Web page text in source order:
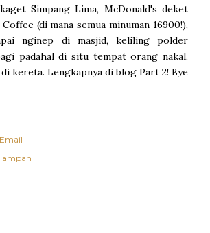
Simpang Lima, McDonald's deket
(di mana semua minuman 16900!),
nginep di masjid, keliling polder
padahal di situ tempat orang nakal,
kereta. Lengkapnya di blog Part 2! Bye